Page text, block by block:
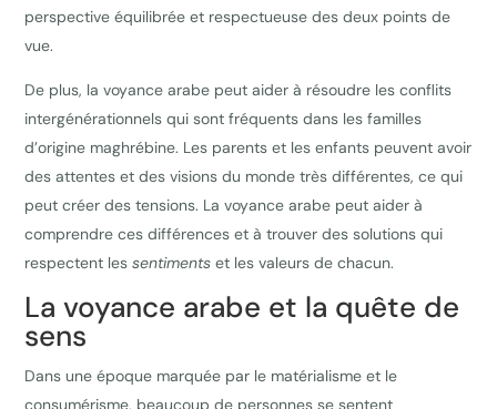
perspective équilibrée et respectueuse des deux points de
vue.
De plus, la voyance arabe peut aider à résoudre les conflits
intergénérationnels qui sont fréquents dans les familles
d’origine maghrébine. Les parents et les enfants peuvent avoir
des attentes et des visions du monde très différentes, ce qui
peut créer des tensions. La voyance arabe peut aider à
comprendre ces différences et à trouver des solutions qui
respectent lessentiments et les valeurs de chacun.
La voyance arabe et la quête de
sens
Dans une époque marquée par le matérialisme et le
consumérisme, beaucoup de personnes se sentent